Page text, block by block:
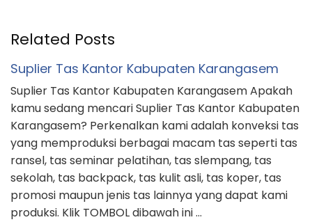
Related Posts
Suplier Tas Kantor Kabupaten Karangasem
Suplier Tas Kantor Kabupaten Karangasem Apakah
kamu sedang mencari Suplier Tas Kantor Kabupaten
Karangasem? Perkenalkan kami adalah konveksi tas
yang memproduksi berbagai macam tas seperti tas
ransel, tas seminar pelatihan, tas slempang, tas
sekolah, tas backpack, tas kulit asli, tas koper, tas
promosi maupun jenis tas lainnya yang dapat kami
produksi. Klik TOMBOL dibawah ini …